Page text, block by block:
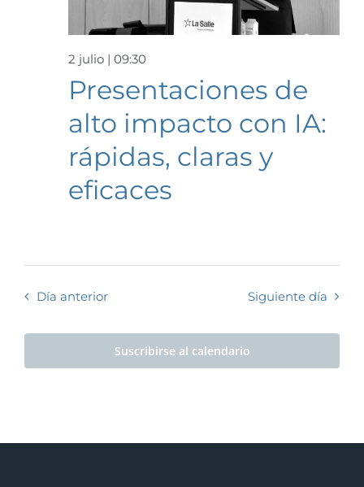
Presentaciones de
alto impacto con IA:
rápidas, claras y
eficaces
2 julio | 09:30
Día anterior Siguiente día
Suscribirse al calendario